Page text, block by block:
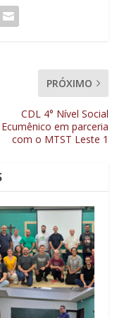
PRÓXIMO
CDL 4° Nível Social
Ecumênico em parceria
com o MTST Leste 1